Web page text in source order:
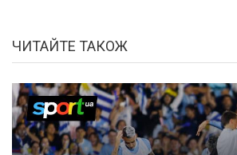
ЧИТАЙТЕ ТАКОЖ